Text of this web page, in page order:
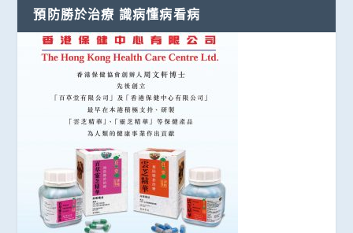
預防勝於治療 識病懂病看病